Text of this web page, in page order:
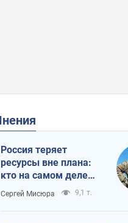
Мнения
Россия теряет
ресурсы вне плана:
кто на самом деле
диктует темп войны
Сергей Мисюра 9,1 т.